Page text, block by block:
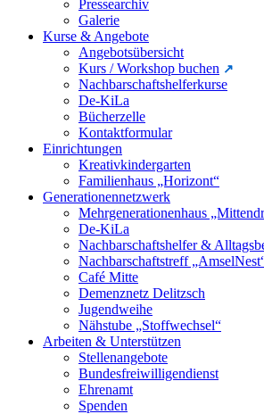
Pressearchiv
Galerie
Kurse & Angebote
Angebotsübersicht
Kurs / Workshop buchen
Nachbarschaftshelferkurse
De-KiLa
Bücherzelle
Kontaktformular
Einrichtungen
Kreativkindergarten
Familienhaus „Horizont“
Generationennetzwerk
Mehrgenerationenhaus
De-KiLa
Nachbarschaftshelfer &
Nachbarschaftstreff
Café Mitte
Demenznetz Delitzsch
Jugendweihe
Nähstube „Stoffwechsel“
Arbeiten & Unterstützen
Stellenangebote
Bundesfreiwilligendienst
Ehrenamt
Spenden